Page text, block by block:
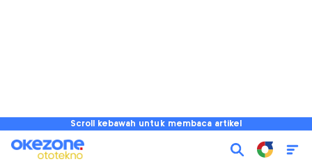
Scroll kebawah untuk membaca artikel